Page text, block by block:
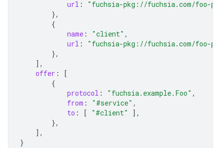
url :
"fuchsia-pkg://fuchsia.com/foo-
},
{
name : "client" ,
url :
"fuchsia-pkg://fuchsia.com/foo-
},
],
offer :
[
{
protocol : "fuchsia.example.Foo" ,
from : "#service" ,
to : [ "#client"
],
},
],
}